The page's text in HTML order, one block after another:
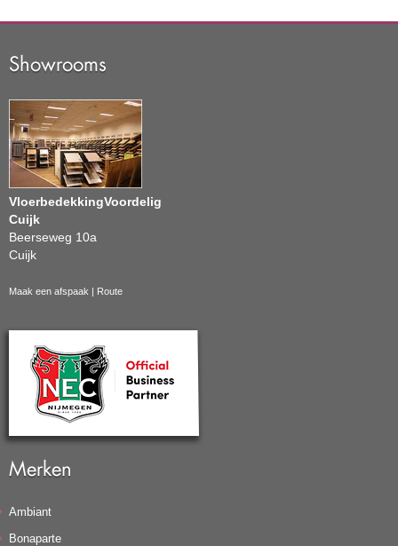
Showrooms
VloerbedekkingVoordelig
Cuijk
Beerseweg 10a
Cuijk
Maak een afspaak | Route
Merken
Ambiant
Bonaparte